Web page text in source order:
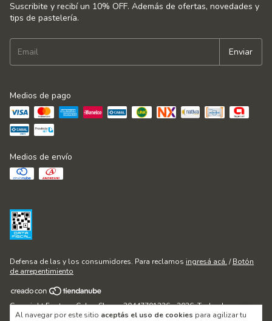
Al navegar por este sitio aceptás el uso de cookies para agilizar tu
Suscribite y recibí un 10% OFF. Además de ofertas, novedades y
tips de pastelería.
Medios de pago
Medios de envío
Defensa de las y los consumidores. Para reclamos ingresá acá. / Botón
de arrepentimiento
Copyright Fontana Cakes Shop - 20447701236 - 2026. Todos los
derechos reservados.